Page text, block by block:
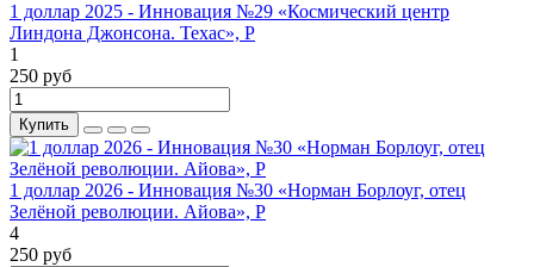
1 доллар 2025 - Инновация №29 «Космический центр
Линдона Джонсона. Техас», P
1
250 руб
Купить
1 доллар 2026 - Инновация №30 «Норман Борлоуг, отец
Зелёной революции. Айова», P
4
250 руб